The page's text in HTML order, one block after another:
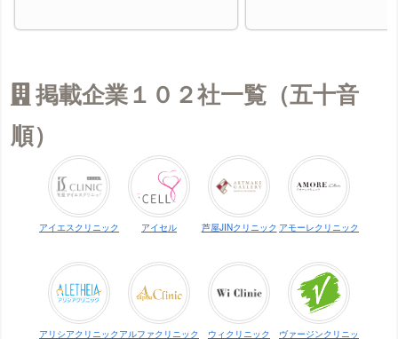
掲載企業１０２社一覧（五十音
順）
アイエスクリニック アイセル 芦屋JINクリニック アモーレクリニック
アリシアクリニック アルファクリニック ウィクリニック
ヴァージンクリニッ